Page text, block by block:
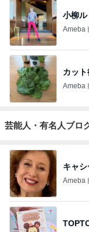
小柳
Ameba
カッ
Ameba
芸能人・有名人ブロ
キャ
Ameba